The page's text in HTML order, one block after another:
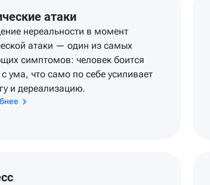
атаки
нереальности в момент
атаки — один из самых
симптомов: человек боится
ума, что само по себе усиливает
и дереализацию.